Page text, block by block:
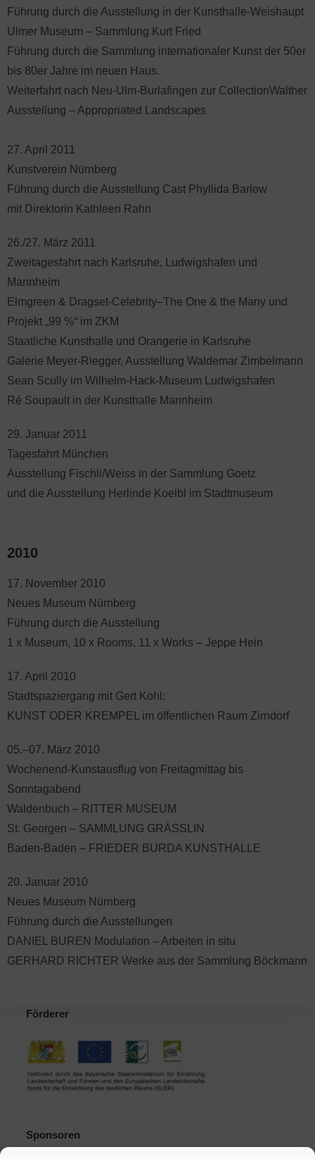
Führung durch die Ausstellung in der Kunsthalle-Weishaupt
Ulmer Museum – Sammlung Kurt Fried
Führung durch die Sammlung internationaler Kunst der 50er
bis 80er Jahre im neuen Haus.
Weiterfahrt nach Neu-Ulm-Burlafingen zur CollectionWalther
Ausstellung – Appropriated Landscapes
27. April 2011
Kunstverein Nürnberg
Führung durch die Ausstellung Cast Phyllida Barlow
mit Direktorin Kathleen Rahn
26./27. März 2011
Zweitagesfahrt nach Karlsruhe, Ludwigshafen und
Mannheim
Elmgreen & Dragset-Celebrity–The One & the Many und
Projekt „99 %“ im ZKM
Staatliche Kunsthalle und Orangerie in Karlsruhe
Galerie Meyer-Riegger, Ausstellung Waldemar Zimbelmann
Sean Scully im Wilhelm-Hack-Museum Ludwigshafen
Ré Soupault in der Kunsthalle Mannheim
29. Januar 2011
Tagesfahrt München
Ausstellung Fischli/Weiss in der Sammlung Goetz
und die Ausstellung Herlinde Koelbl im Stadtmuseum
2010
17. November 2010
Neues Museum Nürnberg
Führung durch die Ausstellung
1 x Museum, 10 x Rooms, 11 x Works – Jeppe Hein
17. April 2010
Stadtspaziergang mit Gert Kohl:
KUNST ODER KREMPEL im öffentlichen Raum Zirndorf
05.–07. März 2010
Wochenend-Kunstausflug von Freitagmittag bis
Sonntagabend
Waldenbuch – RITTER MUSEUM
St. Georgen – SAMMLUNG GRÄSSLIN
Baden-Baden – FRIEDER BURDA KUNSTHALLE
20. Januar 2010
Neues Museum Nürnberg
Führung durch die Ausstellungen
DANIEL BUREN Modulation – Arbeiten in situ
GERHARD RICHTER Werke aus der Sammlung Böckmann
Förderer
Sponsoren